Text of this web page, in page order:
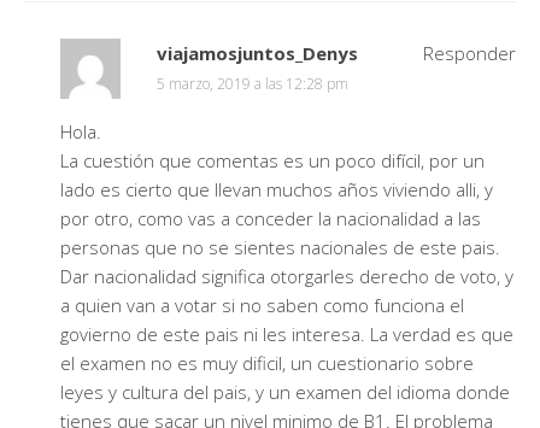
viajamosjuntos_Denys
5 marzo, 2019 a las 12:28 pm
Hola.
La cuestión que comentas es un poco difícil, por un
lado es cierto que llevan muchos años viviendo alli, y
por otro, como vas a conceder la nacionalidad a las
personas que no se sientes nacionales de este pais.
Dar nacionalidad significa otorgarles derecho de voto, y
a quien van a votar si no saben como funciona el
govierno de este pais ni les interesa. La verdad es que
el examen no es muy dificil, un cuestionario sobre
leyes y cultura del pais, y un examen del idioma donde
tienes que sacar un nivel minimo de B1. El problema
Responder